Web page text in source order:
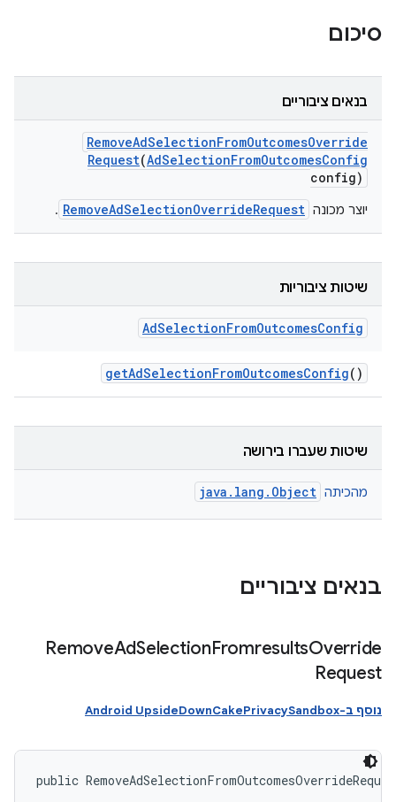
סיכום
בנאים ציבוריים
RemoveAdSelectionFromOutcomesOverride
Request(AdSelectionFromOutcomesConfig
config)
יוצר מכונה RemoveAdSelectionOverrideRequest
.
שיטות ציבוריות
AdSelectionFromOutcomesConfig
getAdSelectionFromOutcomesConfig()
שיטות שעברו בירושה
מהכיתה java.lang.Object
בנאים ציבוריים
RemoveAdSelectionFromresultsOverride
Request
נוסף ב-Android UpsideDownCakePrivacySandbox
public